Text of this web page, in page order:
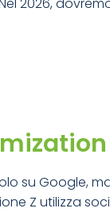
2026,
su Google,
Z utilizza